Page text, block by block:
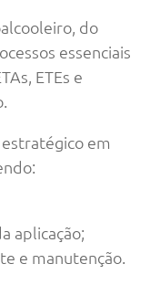
do
essenciais
ETEs e
em
aplicação;
e manutenção.